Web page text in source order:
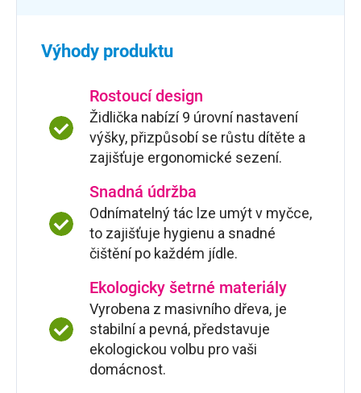
Výhody produktu
Rostoucí design
Židlička nabízí 9 úrovní nastavení
výšky, přizpůsobí se růstu dítěte a
zajišťuje ergonomické sezení.
Snadná údržba
Odnímatelný tác lze umýt v myčce,
to zajišťuje hygienu a snadné
čištění po každém jídle.
Ekologicky šetrné materiály
Vyrobena z masivního dřeva, je
stabilní a pevná, představuje
ekologickou volbu pro vaši
domácnost.